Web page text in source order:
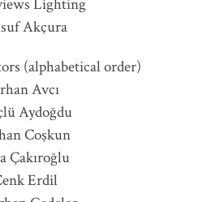
Lighting
Akçura
(alphabetical order)
Avcı
Aydoğdu
Coşkun
Çakıroğlu
Erdil